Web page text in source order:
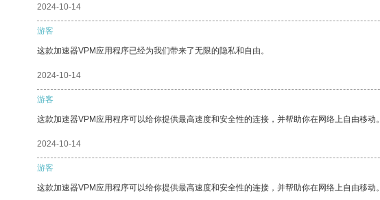
2024-10-14
游客
这款加速器VPM应用程序已经为我们带来了无限的隐私和自由。
2024-10-14
游客
这款加速器VPM应用程序可以给你提供最高速度和安全性的连接，并帮助你在网络上自由移动。
2024-10-14
游客
这款加速器VPM应用程序可以给你提供最高速度和安全性的连接，并帮助你在网络上自由移动。